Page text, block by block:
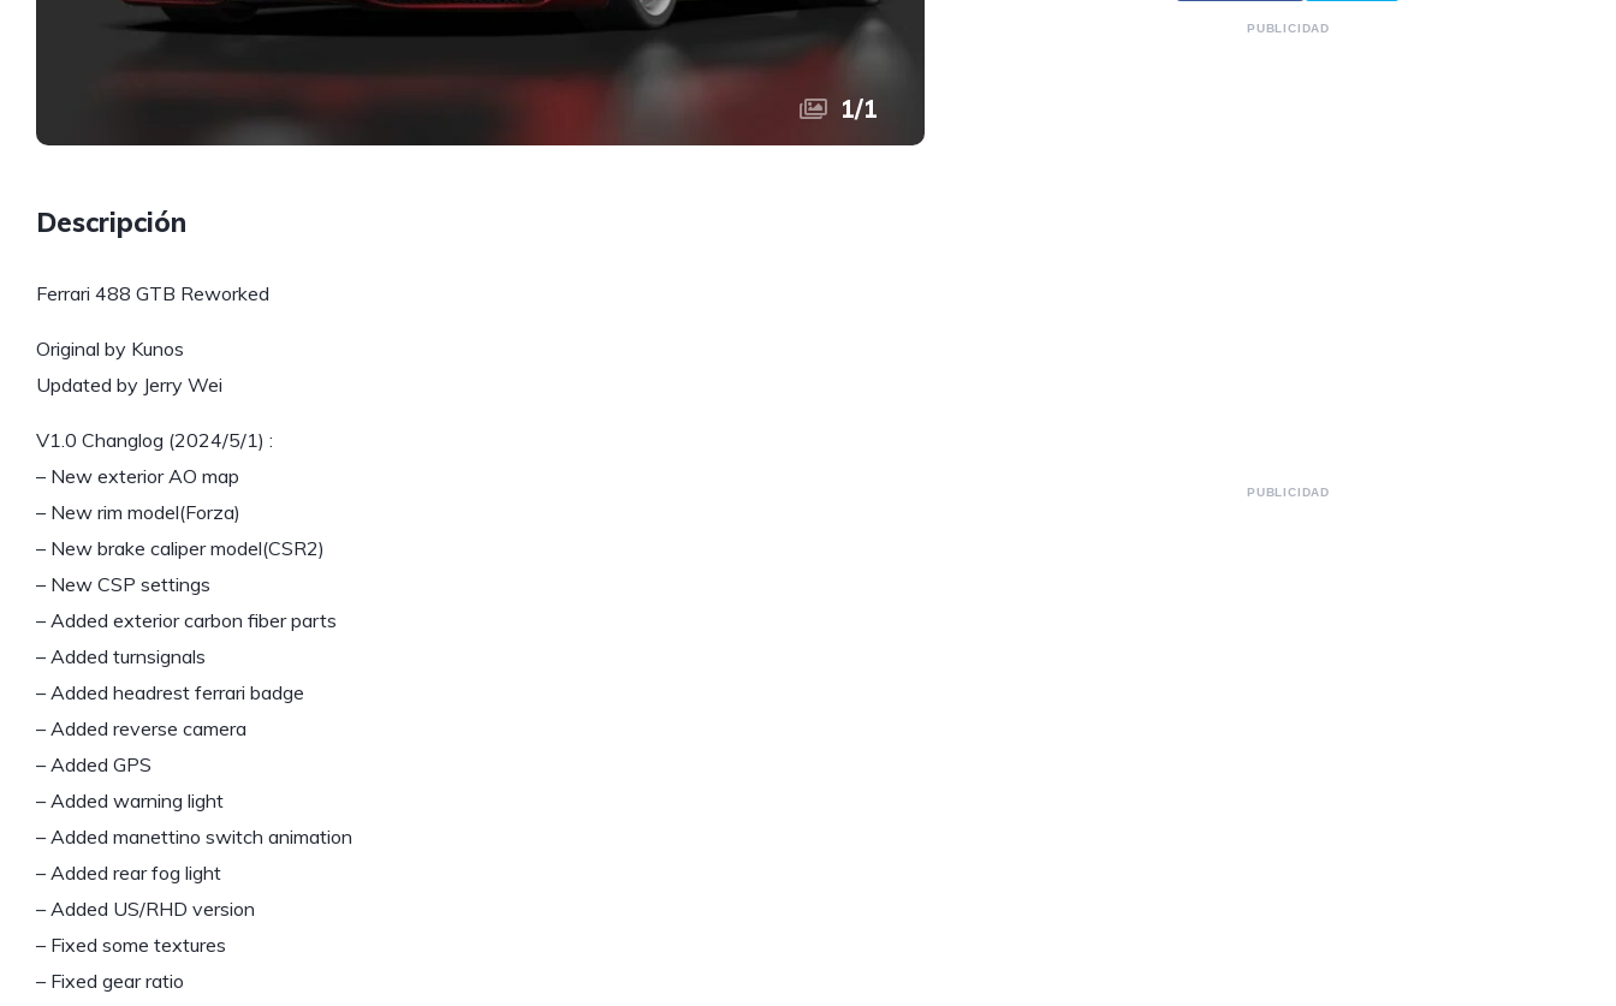
1/1
Descripción
Ferrari 488 GTB Reworked
Original by Kunos
Updated by Jerry Wei
V1.0 Changlog (2024/5/1) :
– New exterior AO map
– New rim model(Forza)
– New brake caliper model(CSR2)
– New CSP settings
– Added exterior carbon fiber parts
– Added turnsignals
– Added headrest ferrari badge
– Added reverse camera
– Added GPS
– Added warning light
– Added manettino switch animation
– Added rear fog light
– Added US/RHD version
– Fixed some textures
– Fixed gear ratio
PUBLICIDAD
PUBLICIDAD